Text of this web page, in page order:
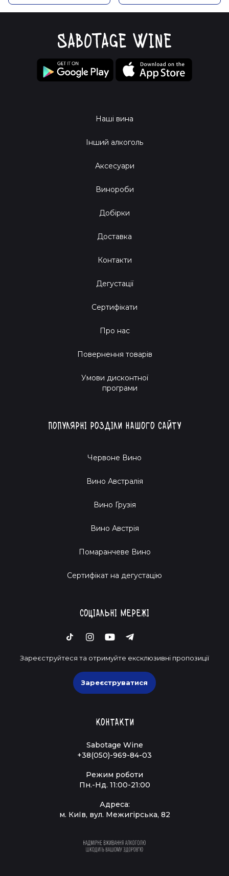
Наші вина
Інший алкоголь
Аксесуари
Винороби
Добірки
Доставка
Контакти
Дегустації
Сертифікати
Про нас
Повернення товарів
Умови дисконтної
програми
Популярні розділи нашого сайту
Червоне Вино
Вино Австралія
Вино Грузія
Вино Австрія
Помаранчеве Вино
Cертифікат на дегустацію
Соціальні мережі
Зареєструйтеся та отримуйте ексклюзивні пропозиції
Зареєструватися
Контакти
Sabotage Wine
+38(050)-969-84-03
Режим роботи
Пн.-Нд. 11:00-21:00
Адреса:
м. Київ, вул. Межигірська, 82